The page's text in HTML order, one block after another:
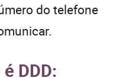
do telefone
DDD: